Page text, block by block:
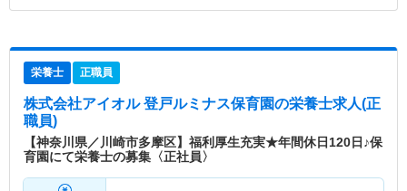
栄養士 正職員
株式会社アイオル 登戸ルミナス保育園の栄養士求人(正
職員)
【神奈川県／川崎市多摩区】福利厚生充実★年間休日120日♪保
育園にて栄養士の募集〈正社員〉